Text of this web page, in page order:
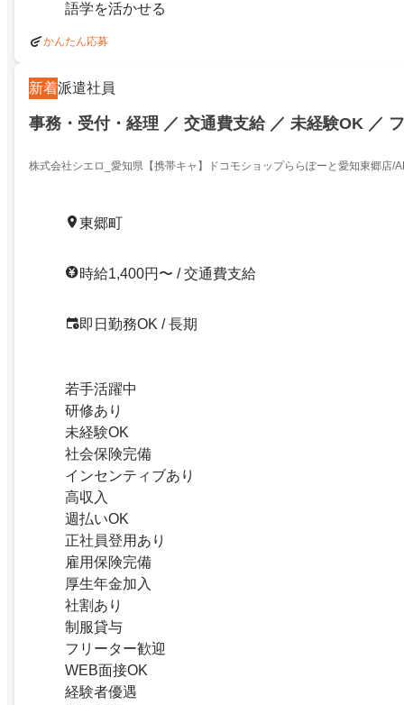
語学を活かせる
かんたん応募
新着派遣社員
事務・受付・経理 ／ 交通費支給 ／ 未経験OK ／
株式会社シエロ_愛知県【携帯キャ】ドコモショップららぽーと愛知東郷店/
東郷町
時給1,400円〜 / 交通費支給
即日勤務OK / 長期
若手活躍中
研修あり
未経験OK
社会保険完備
インセンティブあり
高収入
週払いOK
正社員登用あり
雇用保険完備
厚生年金加入
社割あり
制服貸与
フリーター歓迎
WEB面接OK
経験者優遇